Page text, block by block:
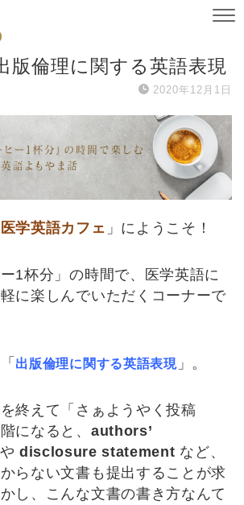
倫理に関する英語表現
2020年12月1日
医学英語カフェ 」にようこそ！
1杯分」の時間で、医学英語に
に楽しんでいただくコーナーで
出版倫理に関する英語表現」。
終えて「さぁようやく投稿
になると、 authors’
や disclosure statement など、
らない文書も提出することが求
し、こんな文書の書き方なんて